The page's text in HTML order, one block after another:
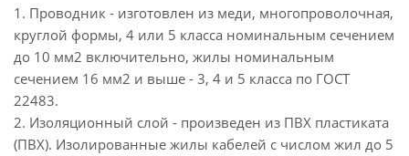
1. Проводник - изготовлен из меди, многопроволочная,
круглой формы, 4 или 5 класса номинальным сечением
до 10 мм2 включительно, жилы номинальным
сечением 16 мм2 и выше - 3, 4 и 5 класса по ГОСТ
22483.
2. Изоляционный слой - произведен из ПВХ пластиката
(ПВХ). Изолированные жилы кабелей с числом жил до 5